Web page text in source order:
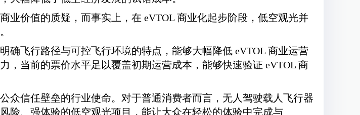
业价值的质疑，而事实上，在 eVTOL 商业化起步阶段，低空观光并
确飞行路径与可控飞行环境的特点，能够大幅降低 eVTOL 商业运营
，当前的票价水平足以覆盖初期运营成本，能够快速验证 eVTOL 商
众信任壁垒的行业使命。对于普通消费者而言，无人驾驶载人飞行器
险、强体验的低空观光项目，能让大众在轻松的体验中完成与